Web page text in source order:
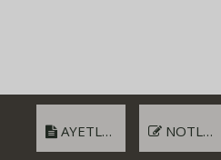
AYETLER NOTLAR